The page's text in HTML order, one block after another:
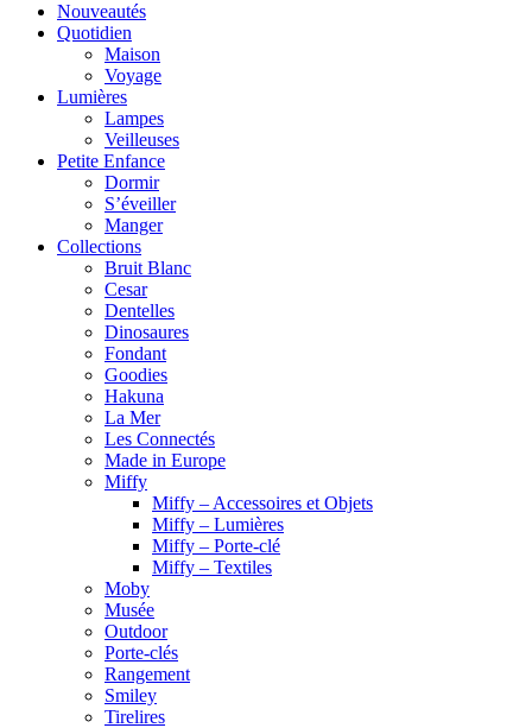
Nouveautés
Quotidien
Maison
Voyage
Lumières
Lampes
Veilleuses
Petite Enfance
Dormir
S’éveiller
Manger
Collections
Bruit Blanc
Cesar
Dentelles
Dinosaures
Fondant
Goodies
Hakuna
La Mer
Les Connectés
Made in Europe
Miffy
Miffy – Accessoires et Objets
Miffy – Lumières
Miffy – Porte-clé
Miffy – Textiles
Moby
Musée
Outdoor
Porte-clés
Rangement
Smiley
Tirelires